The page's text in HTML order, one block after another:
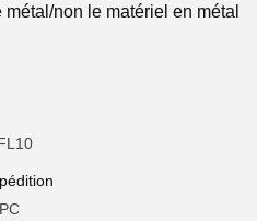
non le matériel en métal